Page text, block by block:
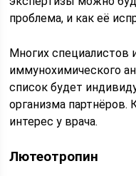
проблема, и как её
Многих специалистов
иммунохимического
список будет
организма
интерес у врача.
Лютеотропин